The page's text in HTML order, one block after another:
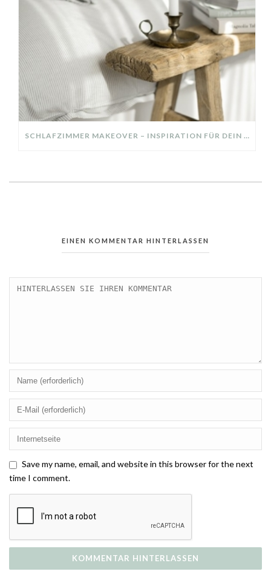
SCHLAFZIMMER MAKEOVER – INSPIRATION FÜR DEIN SCHLAFZIMMER: AUS ALT MACH NEU – HELL, GEMÜTLICH UND EINLADEND
EINEN KOMMENTAR HINTERLASSEN
Save my name, email, and website in this browser for the next
time I comment.